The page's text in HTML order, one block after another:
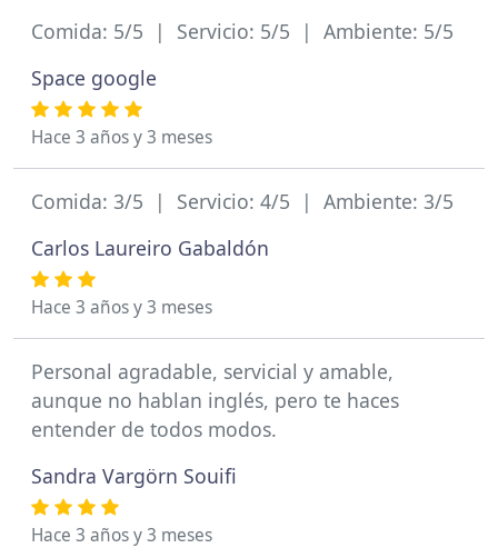
Comida: 5/5 | Servicio: 5/5 | Ambiente: 5/5
Space google
Hace 3 años y 3 meses
Comida: 3/5 | Servicio: 4/5 | Ambiente: 3/5
Carlos Laureiro Gabaldón
Hace 3 años y 3 meses
Personal agradable, servicial y amable,
aunque no hablan inglés, pero te haces
entender de todos modos.
Sandra Vargörn Souifi
Hace 3 años y 3 meses